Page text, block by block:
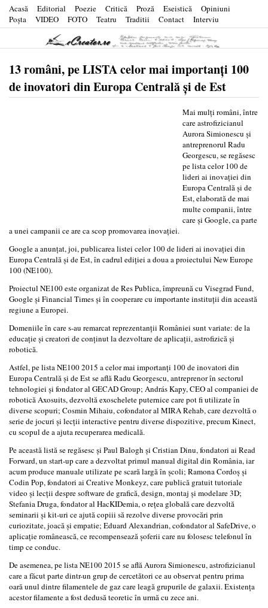
Acasă Editorial Poezie Critică Proză Eseistică
Opiniuni
Poşta
VIDEO FOTO Teatru Traditii Contact Interviu
13 români, pe LISTA celor mai importanţi 100
de inovatori din Europa Centrală şi de Est
Mai mulţi români, între
care astrofizicianul
Aurora Simionescu şi
antreprenorul Radu
Georgescu, se regăsesc
pe lista celor 100 de
lideri ai inovaţiei din
Europa Centrală şi de
Est, elaborată de mai
multe companii, între
care şi Google, ca parte
a unei campanii ce are ca scop promovarea inovaţiei.
Google a anunţat, joi, publicarea listei celor 100 de lideri ai inovaţiei din
Europa Centrală şi de Est, în cadrul ediţiei a doua a proiectului New Europe
100 (NE100).
Proiectul NE100 este organizat de Res Publica, împreună cu Visegrad Fund,
Google şi Financial Times şi în cooperare cu importante instituţii din această
regiune a Europei.
Domeniile în care s-au remarcat reprezentanţii României sunt variate: de la
educaţie şi creatori de conţinut la dezvoltare de aplicaţii, astrofizică şi
robotică.
Astfel, pe lista NE100 2015 a celor mai importanţi 100 de inovatori din
Europa Centrală şi de Est se află Radu Georgescu, antreprenor în sectorul
tehnologiei şi fondator al GECAD Group; András Kapy, CEO al companiei de
robotică Axosuits, dezvoltă exoschelete puternice care pot fi utilizate în
diverse scopuri; Cosmin Mihaiu, cofondator al MIRA Rehab, care dezvoltă o
serie de jocuri şi lecţii interactive pentru diverse dispozitive, precum Kinect,
cu scopul de a ajuta recuperarea medicală.
Pe această listă se regăsesc şi Paul Balogh şi Cristian Dinu, fondatori ai Read
Forward, un start-up care a dezvoltat primul manual digital din România, iar
acum produce manuale utilizate pe scară largă în şcoli; Ramona Cordoş şi
Codin Pop, fondatori ai Creative Monkeyz, care publică gratuit tutoriale
video şi lecţii despre software de grafică, design, montaj şi modelare 3D;
Stefania Druga, fondator al HacKIDemia, o reţea globală care dezvoltă
seminarii şi kit-uri ce ajută copiii să rezolve diverse provocări prin
curiozitate, joacă şi empatie; Eduard Alexandrian, cofondator al SafeDrive, o
aplicaţie românească, ce recompensează şoferii care nu folosesc telefonul în
timp ce conduc.
De asemenea, pe lista NE100 2015 se află Aurora Simionescu, astrofizicianul
care a făcut parte dintr-un grup de cercetători ce au observat pentru prima
oară unul dintre filamentele de gaz care leagă grupurile de galaxii. Existenţa
acestor filamente a fost dedusă teoretic în urmă cu zece ani.